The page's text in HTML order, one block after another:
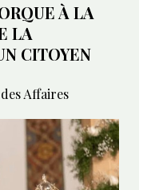
À LA
LA
CITOYEN
Affaires